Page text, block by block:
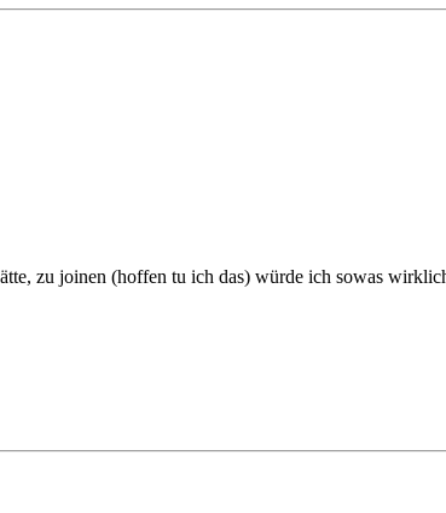
zu joinen (hoffen tu ich das) würde ich sowas